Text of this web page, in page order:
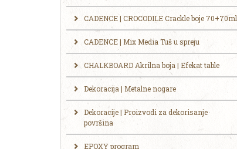
CADENCE | CROCODILE Crackle boje 70+70ml
CADENCE | Mix Media Tuš u spreju
CHALKBOARD Akrilna boja | Efekat table
Dekoracija | Metalne nogare
Dekoracije | Proizvodi za dekorisanje
površina
EPOXY program